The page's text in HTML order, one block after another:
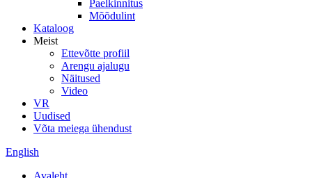
Paelkinnitus
Mõõdulint
Kataloog
Meist
Ettevõtte profiil
Arengu ajalugu
Näitused
Video
VR
Uudised
Võta meiega ühendust
English
Avaleht